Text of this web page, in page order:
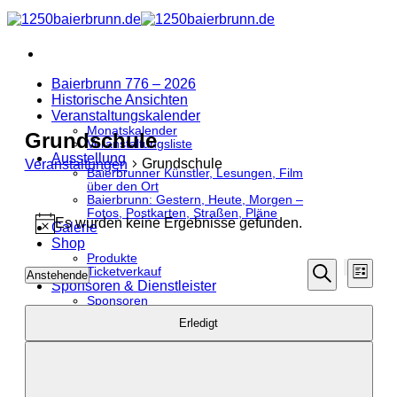
Zum
Inhalt
Baierbrunn 776 – 2026
Historische Ansichten
Veranstaltungskalender
Monatskalender
Veranstaltungsliste
Ausstellung
Baierbrunner Künstler, Lesungen, Film
über den Ort
Baierbrunn: Gestern, Heute, Morgen –
Fotos, Postkarten, Straßen, Pläne
Galerie
Shop
Produkte
Ticketverkauf
Sponsoren & Dienstleister
Sponsoren
Grundschule
Veranstaltungen Grundschule
Veranstaltungen
Hinweis
Es wurden keine Ergebnisse gefunden.
Suche
Suche
Filter
Liste
Anstehende
Datum
wählen.
Das
der
Erledigt